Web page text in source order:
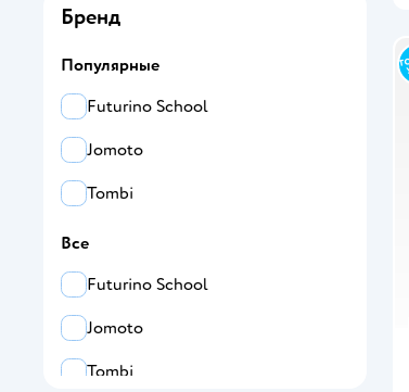
37
38
Бренд
Популярные
Futurino School
Jomoto
Tombi
Все
Futurino School
Jomoto
Tombi